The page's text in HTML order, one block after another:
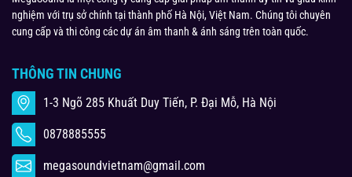
nghiệm với trụ sở chính tại thành phố Hà Nội, Việt Nam. Chúng tôi chuyên
cung cấp và thi công các dự án âm thanh & ánh sáng trên toàn quốc.
THÔNG TIN CHUNG
1-3 Ngõ 285 Khuất Duy Tiến, P. Đại Mỗ, Hà Nội
0878885555
megasoundvietnam@gmail.com